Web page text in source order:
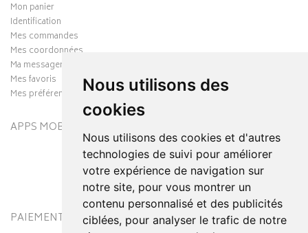
Nous utilisons des
cookies
Nous utilisons des cookies et d'autres
technologies de suivi pour améliorer
votre expérience de navigation sur
notre site, pour vous montrer un
contenu personnalisé et des publicités
ciblées, pour analyser le trafic de notre
Mon panier
Identification
Mes commandes
Mes coordonnées
Ma messagerie
Mes favoris
Mes préférences Cookies
APPS MOBILES
PAIEMENT SÉCURISÉ MODES DE LIVRAISON